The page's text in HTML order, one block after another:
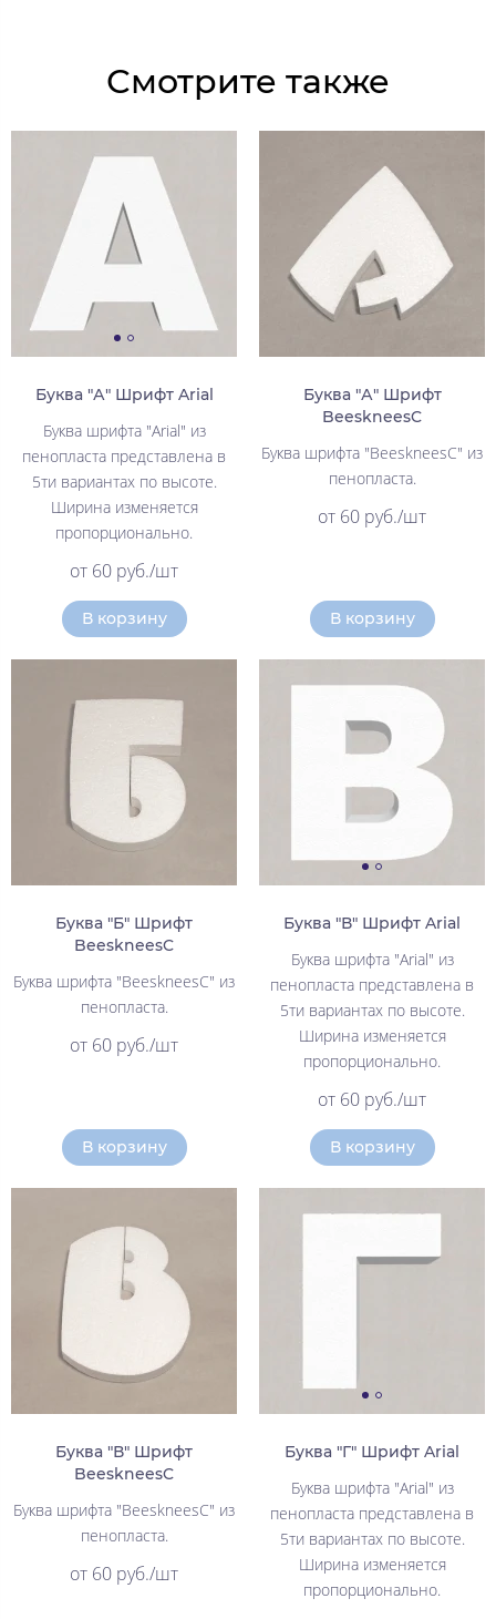
Смотрите также
Буква "А" Шрифт Arial
Буква шрифта "Arial" из
пенопласта представлена в
5ти вариантах по высоте.
Ширина изменяется
пропорционально.
от 60 руб./шт
В корзину
Буква "А" Шрифт
BeeskneesC
Буква шрифта "BeeskneesC" из
пенопласта.
от 60 руб./шт
В корзину
Буква "Б" Шрифт
BeeskneesC
Буква шрифта "BeeskneesC" из
пенопласта.
от 60 руб./шт
В корзину
Буква "В" Шрифт Arial
Буква шрифта "Arial" из
пенопласта представлена в
5ти вариантах по высоте.
Ширина изменяется
пропорционально.
от 60 руб./шт
В корзину
Буква "В" Шрифт
BeeskneesC
Буква шрифта "BeeskneesC" из
пенопласта.
от 60 руб./шт
Буква "Г" Шрифт Arial
Буква шрифта "Arial" из
пенопласта представлена в
5ти вариантах по высоте.
Ширина изменяется
пропорционально.